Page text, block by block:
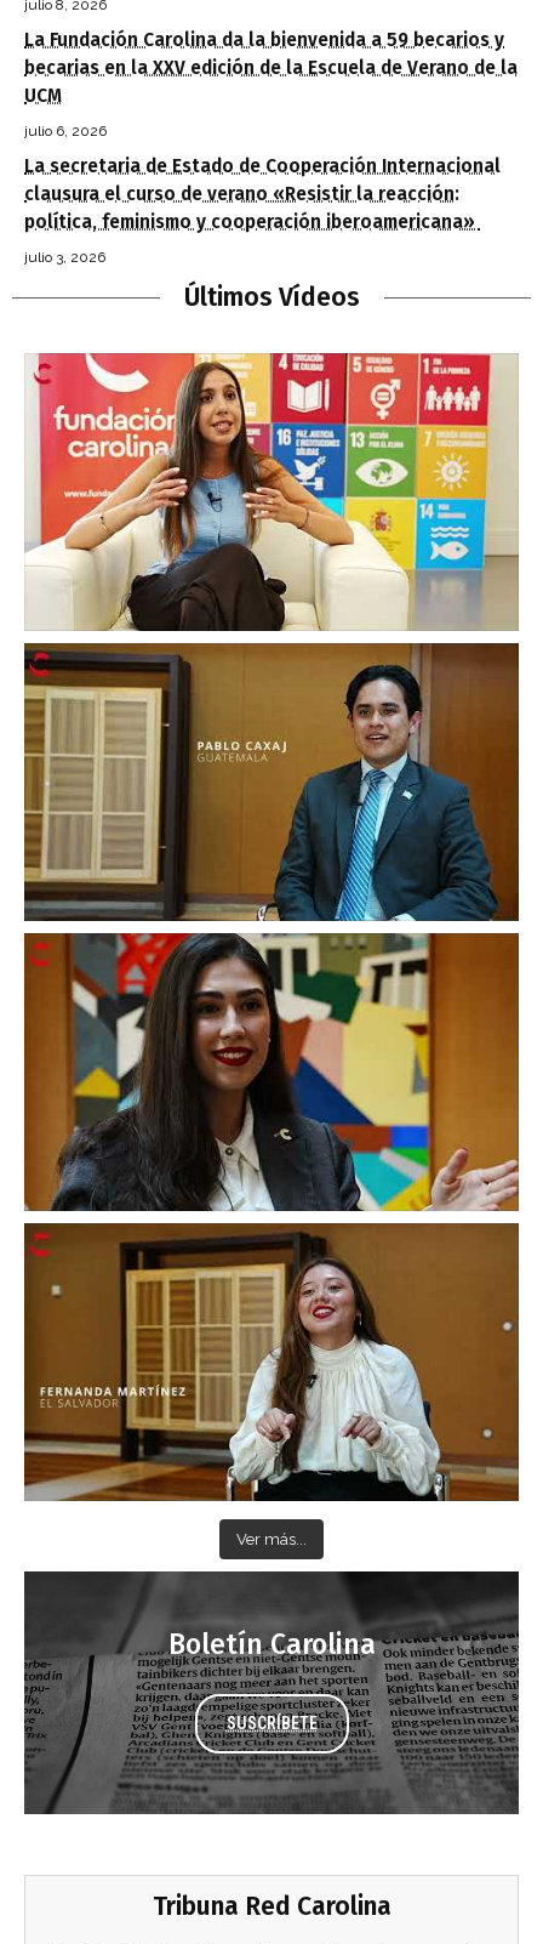
julio 8, 2026
La Fundación Carolina da la bienvenida a 59 becarios y
becarias en la XXV edición de la Escuela de Verano de la
UCM
julio 6, 2026
La secretaria de Estado de Cooperación Internacional
clausura el curso de verano «Resistir la reacción:
política, feminismo y cooperación iberoamericana»
julio 3, 2026
Últimos Vídeos
Ver más...
Boletín Carolina
SUSCRÍBETE
Tribuna Red Carolina